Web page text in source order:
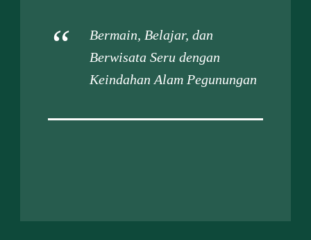
Bermain, Belajar, dan
Berwisata Seru dengan
Keindahan Alam Pegunungan